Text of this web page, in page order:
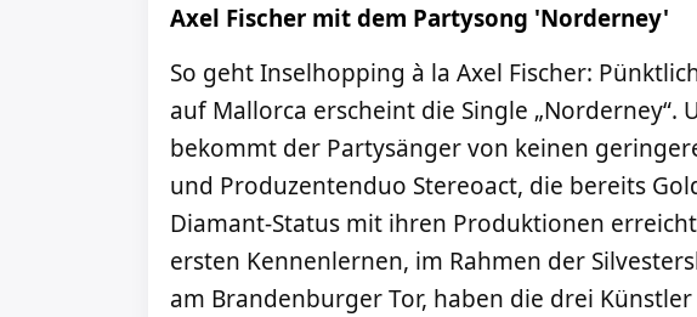
Axel Fischer mit dem Partysong 'Norderney'
So geht Inselhopping à la Axel Fischer:
auf Mallorca erscheint die Single „Norderney“.
bekommt der Partysänger von keinen
und Produzentenduo Stereoact, die bereits
Diamant-Status mit ihren Produktionen
ersten Kennenlernen, im Rahmen der
am Brandenburger Tor, haben die drei Künstler